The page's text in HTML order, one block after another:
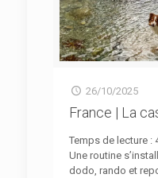
26/10/2025
France | La
Temps de lecture :
Une routine
dodo, rando et